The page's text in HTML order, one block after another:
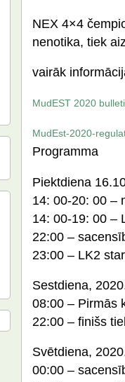
NEX 4×4
nenotika, tiek
vairāk
MudEST 2020
MudEst-2020-
Programma
Piektdiena
14: 00-20: 00 –
14: 00-19: 00 –
22:00 –
23:00 – LK2
Sestdiena,
08:00 – Pirmās
22:00 – finišs
Svētdiena,
00:00 –